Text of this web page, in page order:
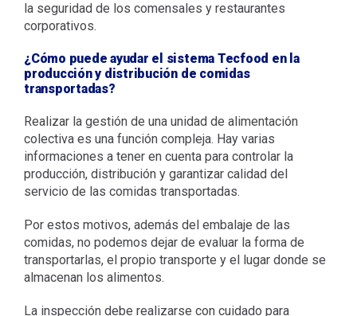
la seguridad de los comensales y restaurantes
corporativos.
¿Cómo puede ayudar el sistema Tecfood en la
producción y distribución de comidas
transportadas?
Realizar la gestión de una unidad de alimentación
colectiva es una función compleja. Hay varias
informaciones a tener en cuenta para controlar la
producción, distribución y garantizar calidad del
servicio de las comidas transportadas.
Por estos motivos, además del embalaje de las
comidas, no podemos dejar de evaluar la forma de
transportarlas, el propio transporte y el lugar donde se
almacenan los alimentos.
La inspección debe realizarse con cuidado para